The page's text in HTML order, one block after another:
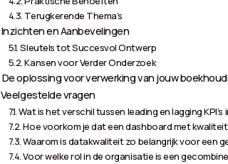
Terugkerende Thema’s
Inzichten en Aanbevelingen
Sleutels tot Succesvol Ontwerp
Kansen voor Verder Onderzoek
De oplossing voor verwerking van jouw
Veelgestelde vragen
Wat is het verschil tussen leading en lagging
Hoe voorkom je dat een dashboard met
Waarom is datakwaliteit zo belangrijk voor een
Voor welke rol in de organisatie is een